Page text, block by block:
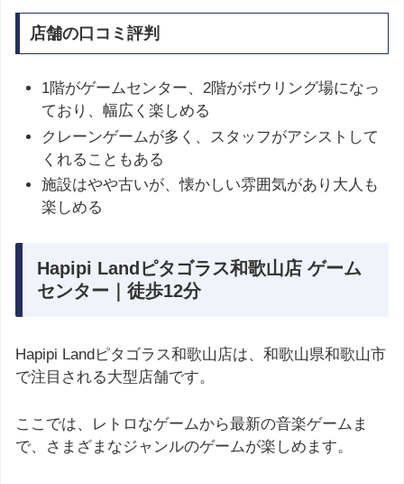
店舗の口コミ評判
1階がゲームセンター、2階がボウリング場になっ
ており、幅広く楽しめる
クレーンゲームが多く、スタッフがアシストして
くれることもある
施設はやや古いが、懐かしい雰囲気があり大人も
楽しめる
Hapipi Landピタゴラス和歌山店 ゲーム
センター｜徒歩12分
Hapipi Landピタゴラス和歌山店は、和歌山県和歌山市
で注目される大型店舗です。
ここでは、レトロなゲームから最新の音楽ゲームま
で、さまざまなジャンルのゲームが楽しめます。